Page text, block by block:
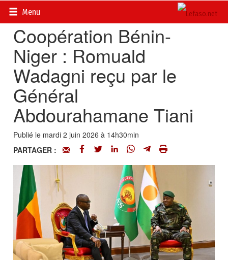
Menu
Accueil>
Coopération Bénin-
Niger : Romuald
Wadagni reçu par le
Général
Abdourahamane Tiani
Publié le mardi 2 juin 2026 à 14h30min
PARTAGER :